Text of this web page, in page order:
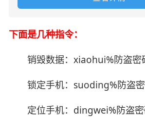
下面是几种指令：
销毁数据：xiaohui%防盗密
锁定手机：suoding%防盗
定位手机：dingwei%防盗密